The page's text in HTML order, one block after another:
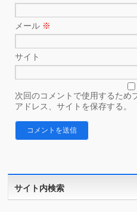
メール ※
サイト
次回のコメントで使用するため
アドレス、サイトを保存する。
サイト内検索